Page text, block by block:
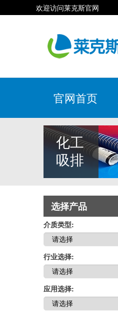
欢迎访问莱克斯官网
官网首页
化工
吸排
选择产品
介质类型:
行业选择:
应用选择: